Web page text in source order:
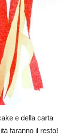
e della carta
faranno il resto!